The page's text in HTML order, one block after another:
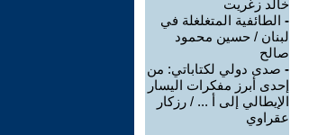
خالد زغريت
- الطائفية المتغلغلة في
لبنان / حسين محمود
صالح
- صدى دولي لكتاباتي: من
إحدى أبرز مفكرات اليسار
الإيطالي إلى أ ... / رزكار
عقراوي